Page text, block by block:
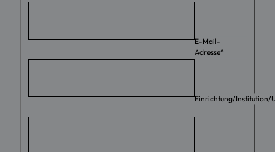
E-Mail-
Adresse*
Einrichtung/Institution/